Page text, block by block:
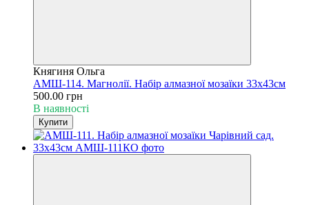
Княгиня Ольга
АМШ-114. Магнолії. Набір алмазної мозаїки 33х43см
500.00 грн
В наявності
Купити